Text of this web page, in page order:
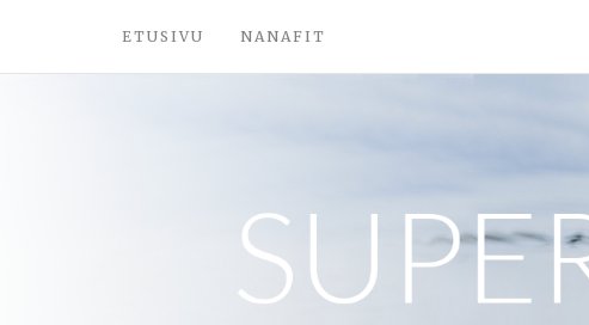
ETUSIVU NANAFIT